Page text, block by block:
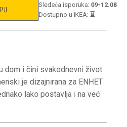
Sledeća isporuka: 09-12.08
Dostupno u IKEA: ⌛️
dom i čini svakodnevni život
je dizajnirana za ENHET
lako postavlja i na već